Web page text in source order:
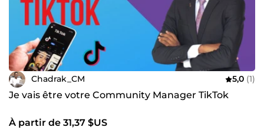
Chadrak_CM 5,0 (1)
Je vais être votre Community Manager TikTok
À partir de 31,37 $US